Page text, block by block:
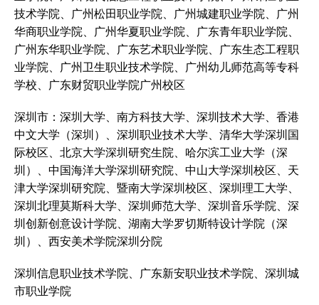
技术学院、广州松田职业学院、广州城建职业学院、广州
华商职业学院、广州华夏职业学院、广东青年职业学院、
广州东华职业学院、广东艺术职业学院、广东生态工程职
业学院、广州卫生职业技术学院、广州幼儿师范高等专科
学校、广东财贸职业学院广州校区
深圳市：深圳大学、南方科技大学、深圳技术大学、香港
中文大学（深圳）、深圳职业技术大学、清华大学深圳国
际校区、北京大学深圳研究生院、哈尔滨工业大学（深
圳）、中国海洋大学深圳研究院、中山大学深圳校区、天
津大学深圳研究院、暨南大学深圳校区、深圳理工大学、
深圳北理莫斯科大学、深圳师范大学、深圳音乐学院、深
圳创新创意设计学院、湖南大学罗切斯特设计学院（深
圳）、西安美术学院深圳分院
深圳信息职业技术学院、广东新安职业技术学院、深圳城
市职业学院